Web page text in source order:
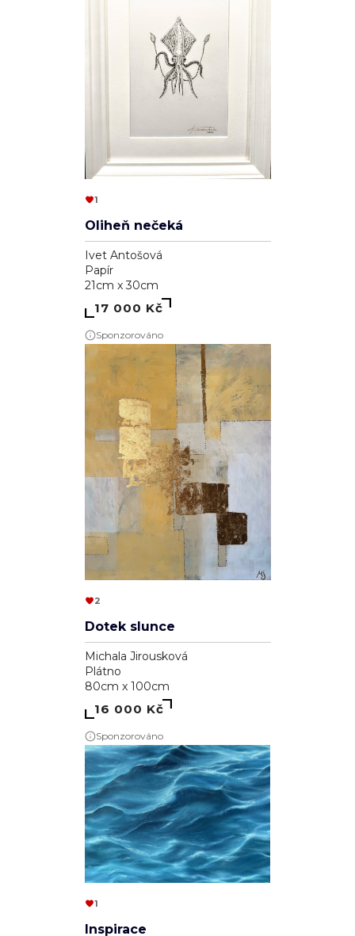
1
Oliheň nečeká
Ivet Antošová
Papír
21cm x 30cm
17 000 Kč
Sponzorováno
2
Dotek slunce
Michala Jirousková
Plátno
80cm x 100cm
16 000 Kč
Sponzorováno
1
Inspirace